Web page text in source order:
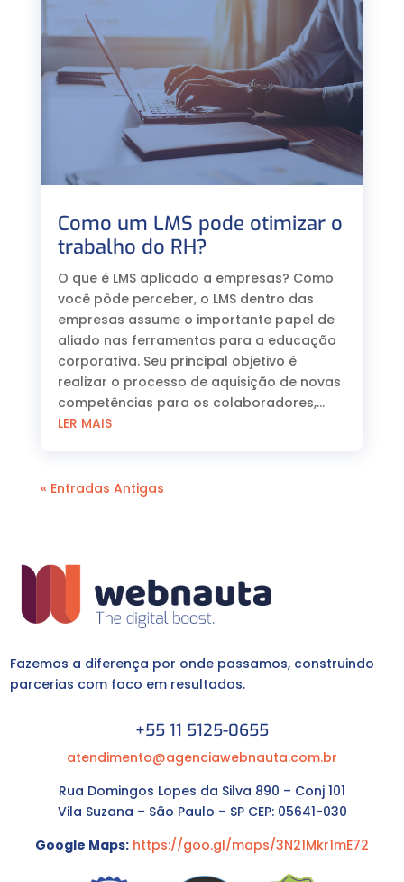
Como um LMS pode otimizar o
trabalho do RH?
O que é LMS aplicado a empresas? Como
você pôde perceber, o LMS dentro das
empresas assume o importante papel de
aliado nas ferramentas para a educação
corporativa. Seu principal objetivo é
realizar o processo de aquisição de novas
competências para os colaboradores,...
LER MAIS
« Entradas Antigas
Fazemos a diferença por onde passamos, construindo
parcerias com foco em resultados.
+55 11 5125-0655
atendimento@agenciawebnauta.com.br
Rua Domingos Lopes da Silva 890 – Conj 101
Vila Suzana – São Paulo – SP CEP: 05641-030
Google Maps: https://goo.gl/maps/3N21Mkr1mE72